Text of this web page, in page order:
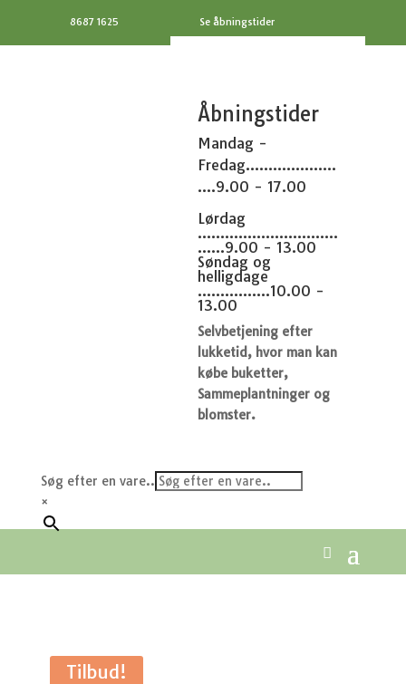
8687 1625 Se åbningstider
Åbningstider
Mandag -
Fredag....................
....9.00 - 17.00
Lørdag
...............................
......9.00 - 13.00
Søndag og
helligdage
................10.00 -
13.00
Selvbetjening efter
lukketid, hvor man kan
købe buketter,
Sammeplantninger og
blomster.
Søg efter en vare..
×
Tilbud!